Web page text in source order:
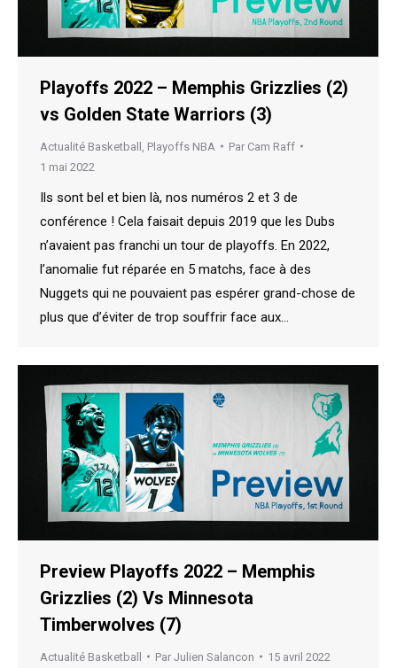
Playoffs 2022 – Memphis Grizzlies (2)
vs Golden State Warriors (3)
Actualité Basketball Playoffs NBA Par Cam Raff
1 mai 2022
Ils sont bel et bien là, nos numéros 2 et 3 de
conférence ! Cela faisait depuis 2019 que les Dubs
n’avaient pas franchi un tour de playoffs. En 2022,
l’anomalie fut réparée en 5 matchs, face à des
Nuggets qui ne pouvaient pas espérer grand-chose de
plus que d’éviter de trop souffrir face aux…
Preview Playoffs 2022 – Memphis
Grizzlies (2) Vs Minnesota
Timberwolves (7)
Actualité Basketball Par Julien Salancon 15 avril 2022